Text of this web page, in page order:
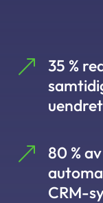
&
35 %
uendret
&
80 %
CRM-